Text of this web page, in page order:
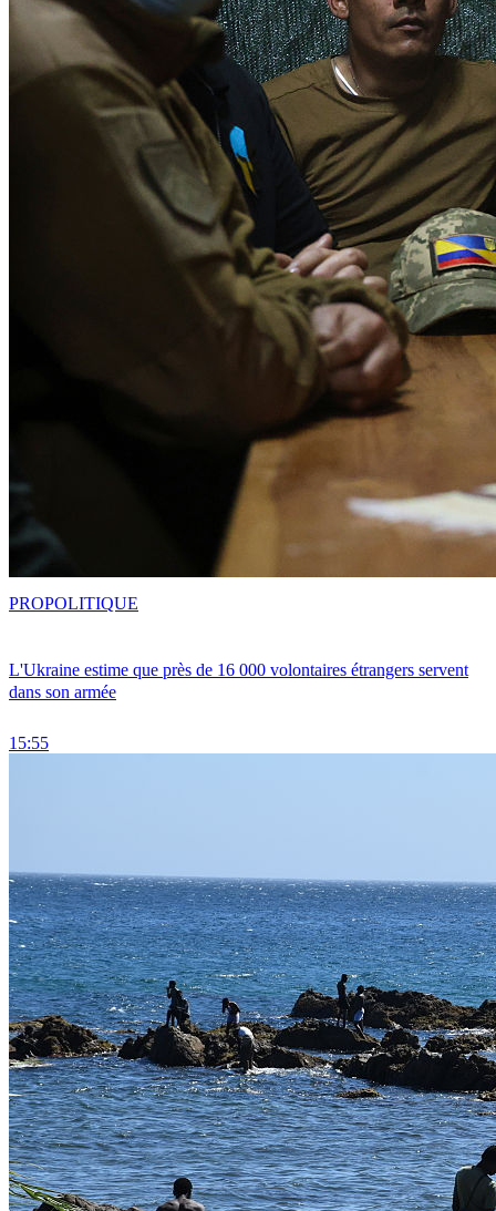
L'Ukraine estime que près de 16 000 volontaires étrangers servent
dans son armée
15:55
PROPOLITIQUE